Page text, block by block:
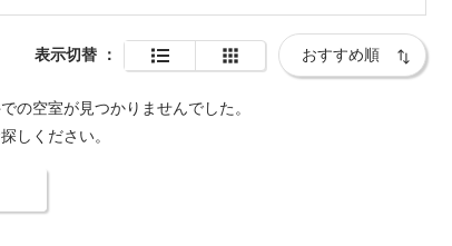
表示切替 ：
の空室が見つかりませんでした。
しください。